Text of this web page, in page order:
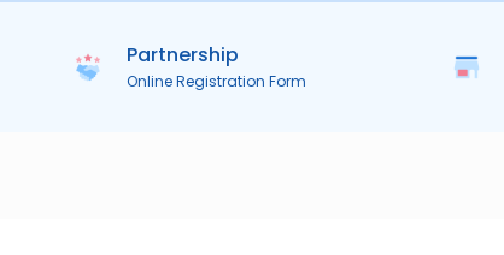
Partnership
Online Registration Form